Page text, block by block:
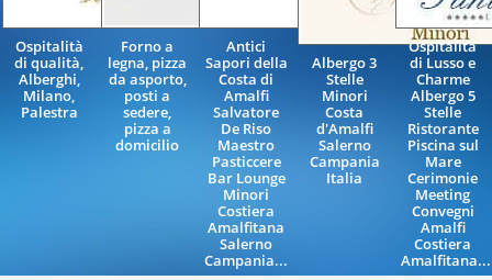
Ospitalità
di qualità,
Alberghi,
Milano,
Palestra
Forno a
legna, pizza
da asporto,
posti a
sedere,
pizza a
domicilio
Antici
Sapori della
Costa di
Amalfi
Salvatore
De Riso
Maestro
Pasticcere
Bar Lounge
Minori
Costiera
Amalfitana
Salerno
Campania...
Albergo 3
Stelle
Minori
Costa
d'Amalfi
Salerno
Campania
Italia
Ospitalità
di Lusso e
Charme
Albergo 5
Stelle
Ristorante
Piscina sul
Mare
Cerimonie
Meeting
Convegni
Amalfi
Costiera
Amalfitana...